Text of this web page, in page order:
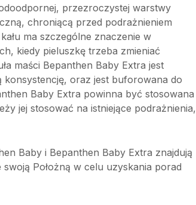
przezroczystej warstwy
chroniącą przed podrażnieniem
ma szczególne znaczenie w
kiedy pieluszkę trzeba zmieniać
maści Bepanthen Baby Extra jest
konsystencję, oraz jest buforowana do
Baby Extra powinna być stosowana
jej stosować na istniejące podrażnienia,
Baby i Bepanthen Baby Extra znajdują
Położną w celu uzyskania porad